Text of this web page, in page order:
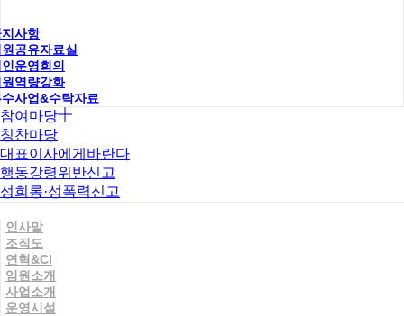
사항
공유자료실
운영회의
역량강화
사업&수탁자료
참여마당
칭찬마당
대표이사에게바란다
행동강령위반신고
성희롱·성폭력신고
인사말
조직도
연혁&CI
임원소개
사업소개
운영시설